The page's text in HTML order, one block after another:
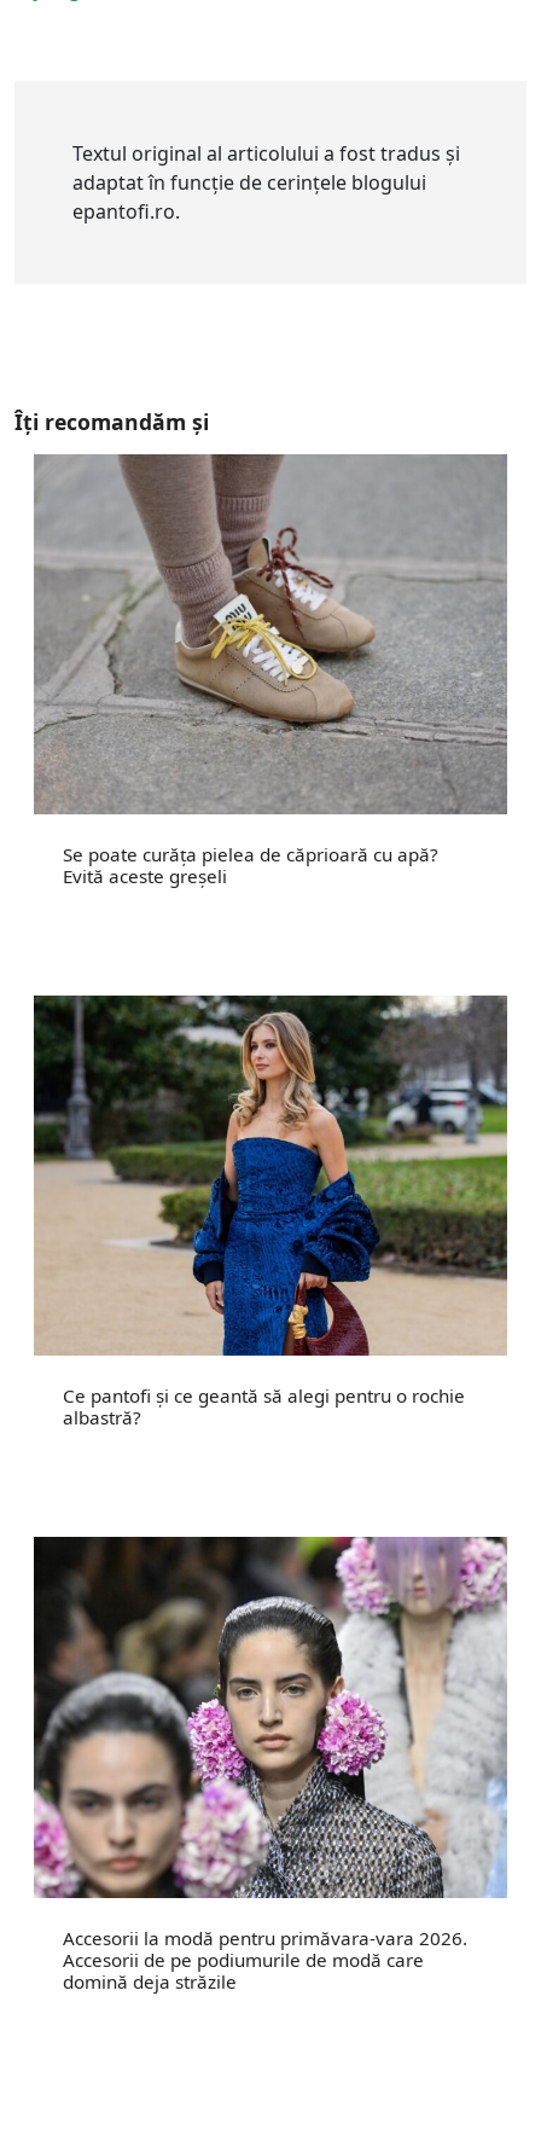
Textul original al articolului a fost tradus și
adaptat în funcție de cerințele blogului
epantofi.ro.
Îți recomandăm și
Se poate curăța pielea de căprioară cu apă?
Evită aceste greșeli
Ce pantofi și ce geantă să alegi pentru o rochie
albastră?
Accesorii la modă pentru primăvara-vara 2026.
Accesorii de pe podiumurile de modă care
domină deja străzile